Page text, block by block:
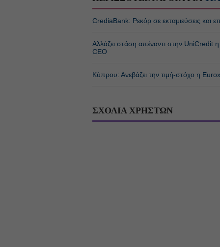
CrediaBank: Ρεκόρ σε εκταμιεύσεις
Αλλάζει στάση απέναντι στην
CEO
Κύπρου: Ανεβάζει την τιμή-στόχο η
ΣΧΟΛΙΑ ΧΡΗΣΤΩΝ